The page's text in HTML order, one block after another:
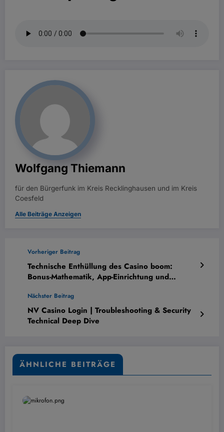
Wolfgang Thiemann
für den Bürgerfunk im Kreis Recklinghausen und im Kreis
Coesfeld
Alle Beiträge Anzeigen
Vorheriger Beitrag
Technische Enthüllung des Casino boom:
Bonus-Mathematik, App-Einrichtung und
Nächster Beitrag
NV Casino Login | Troubleshooting & Security
Technical Deep Dive
ÄHNLICHE BEITRÄGE